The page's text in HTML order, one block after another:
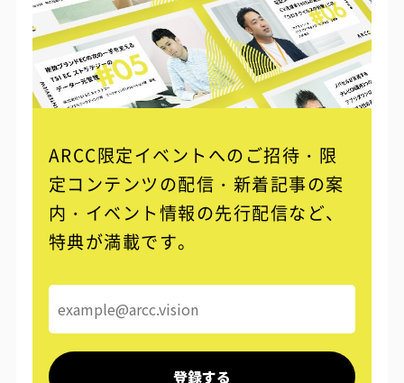
ARCC限定イベントへのご招待・限
定コンテンツの配信・ 新着記事の案
内・イベント情報の先行配信など、
特典が満載です。